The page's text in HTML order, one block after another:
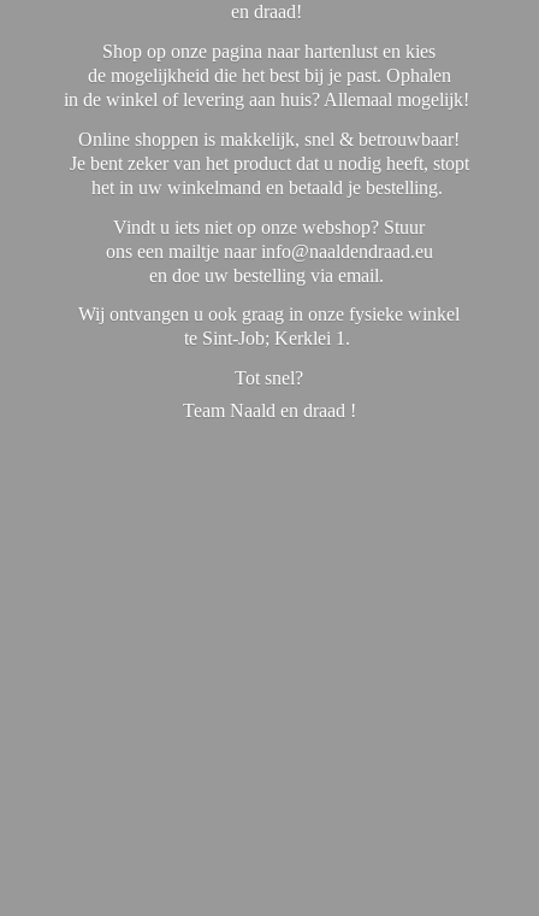
en draad!
Shop op onze pagina naar hartenlust en kies
de mogelijkheid die het best bij je past. Ophalen
in de winkel of levering aan huis? Allemaal mogelijk!
Online shoppen is makkelijk, snel & betrouwbaar!
Je bent zeker van het product dat u nodig heeft, stopt
het in uw winkelmand en betaald je bestelling.
Vindt u iets niet op onze webshop? Stuur
ons een mailtje naar info@naaldendraad.eu
en doe uw bestelling via email.
Wij ontvangen u ook graag in onze fysieke winkel
te Sint-Job; Kerklei 1.
Tot snel?
Team Naald en draad !